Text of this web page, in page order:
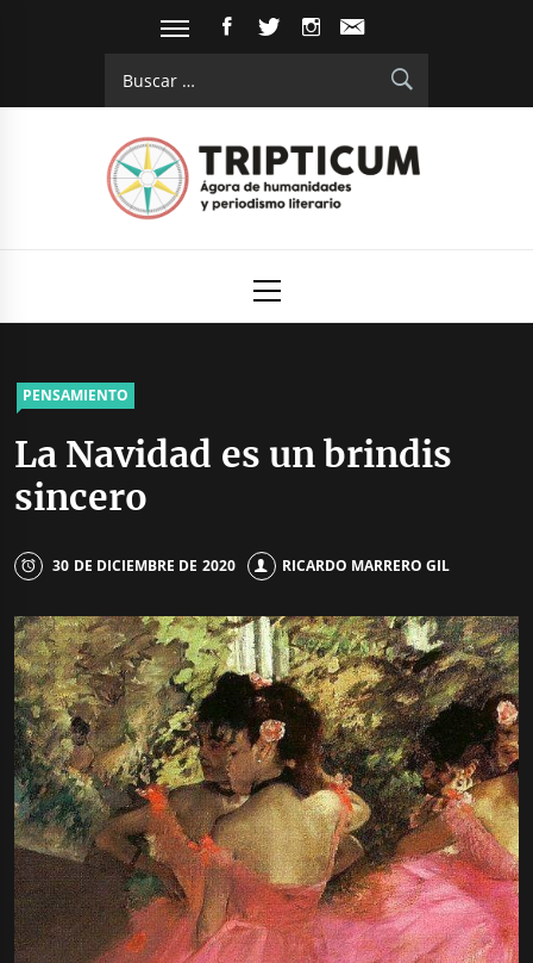
FACEBOOKTWITTERINSTAGRAM
principal
PENSAMIENTO
La Navidad es un brindis
sincero
30 DE DICIEMBRE DE 2020 RICARDO MARRERO GIL